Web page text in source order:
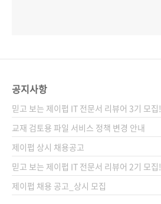
공지사항
믿고 보는 제이펍 IT 전문서 리뷰어 3기 모집!
교재 검토용 파일 서비스 정책 변경 안내
제이펍 상시 채용공고
믿고 보는 제이펍 IT 전문서 리뷰어 2기 모집!
제이펍 채용 공고_상시 모집